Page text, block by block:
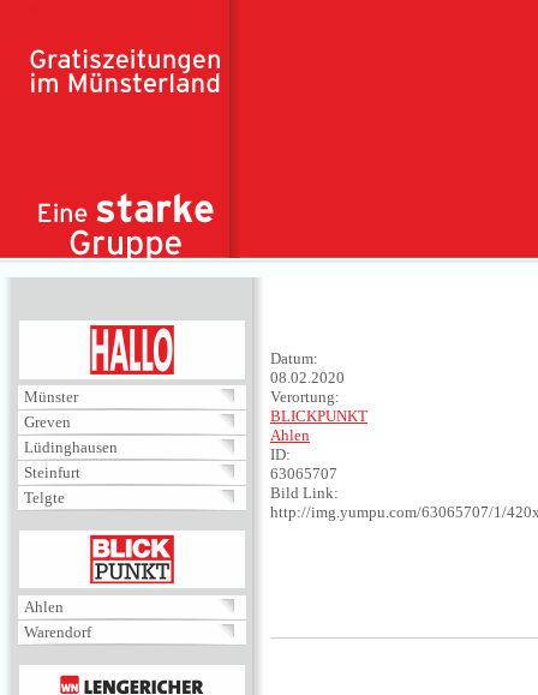
Münster
Greven
Lüdinghausen
Steinfurt
Telgte
BLICKPUNKT
Ahlen
Warendorf
MENÜ
Datum:
08.02.2020
Verortung:
BLICKPUNKT
Ahlen
ID:
63065707
Bild Link:
http://img.yumpu.com/63065707/1/